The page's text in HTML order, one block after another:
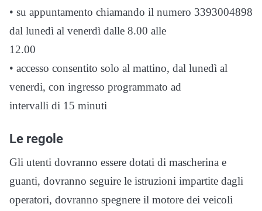
• su appuntamento chiamando il numero 3393004898
dal lunedì al venerdì dalle 8.00 alle
12.00
• accesso consentito solo al mattino, dal lunedì al
venerdi, con ingresso programmato ad
intervalli di 15 minuti
Le regole
Gli utenti dovranno essere dotati di mascherina e
guanti, dovranno seguire le istruzioni impartite dagli
operatori, dovranno spegnere il motore dei veicoli